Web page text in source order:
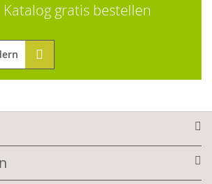
Katalog gratis bestellen